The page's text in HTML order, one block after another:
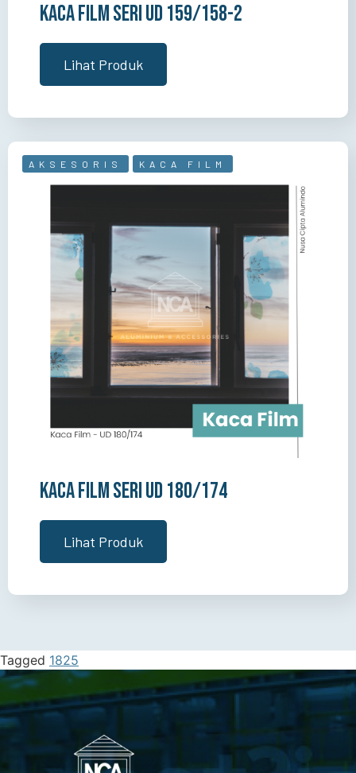
Kaca Film Seri UD 159/158-2
Lihat Produk
AKSESORIS KACA FILM
Kaca Film Seri UD 180/174
Lihat Produk
Tagged 1825